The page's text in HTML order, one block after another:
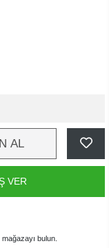
AL
VER
bulun.